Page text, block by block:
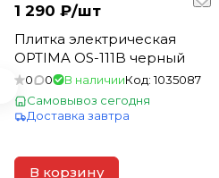
1 290 ₽/шт
Плитка электрическая
OPTIMA OS-111B черный
0 0 В наличииКод:1035087
Самовывоз сегодня
Доставка завтра
В корзину